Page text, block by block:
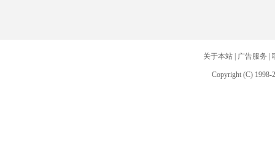
关于本站| 广告服务
Copyright (C) 1998-